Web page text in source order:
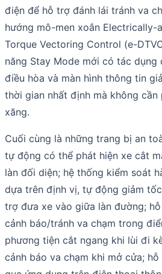
điện để hỗ trợ đánh lái tránh va
hướng mô-men xoắn Electrically-
Torque Vectoring Control (e-
năng Stay Mode mới có tác
điều hòa và màn hình thông tin
thời gian nhất định mà không
xăng.
Cuối cùng là những trang bị an
tự động có thể phát hiện xe cắt
làn đối diện; hệ thống kiểm soát
dựa trên định vị, tự động giảm
trợ đưa xe vào giữa làn đường;
cảnh báo/tránh va chạm trong
phương tiện cắt ngang khi lùi đi
cảnh báo va chạm khi mở cửa;